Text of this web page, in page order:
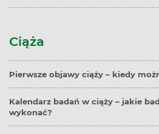
Ciąża
Pierwsze objawy ciąży – kiedy
Kalendarz badań w ciąży – jakie
wykonać?